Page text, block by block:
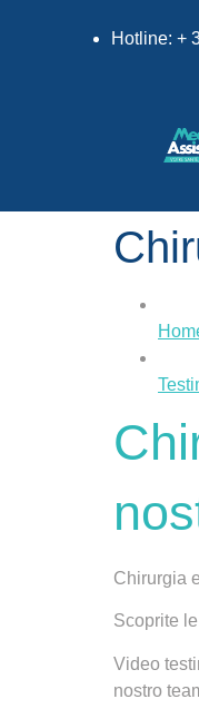
Hotline: +
Chirurgia
Scoprite le
Video
nostro